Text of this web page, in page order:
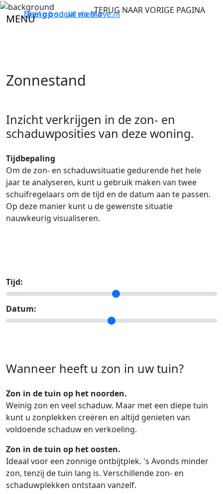
MENU
TERUG NAAR VORIGE PAGINA
Breng bod uit viaMove.nl
Deel op social media
Zonnestand
Inzicht verkrijgen in de zon- en
schaduwposities van deze woning.
Tijdbepaling
Om de zon- en schaduwsituatie gedurende het hele
jaar te analyseren, kunt u gebruik maken van twee
schuifregelaars om de tijd en de datum aan te passen.
Op deze manier kunt u de gewenste situatie
nauwkeurig visualiseren.
Tijd:
Datum:
Wanneer heeft u zon in uw tuin?
Zon in de tuin op het noorden.
Weinig zon en veel schaduw. Maar met een diepe tuin
kunt u zonplekken creëren en altijd genieten van
voldoende schaduw en verkoeling.
Zon in de tuin op het oosten.
Ideaal voor een zonnige ontbijtplek. 's Avonds minder
zon, tenzij de tuin lang is. Verschillende zon- en
schaduwplekken ontstaan vanzelf.